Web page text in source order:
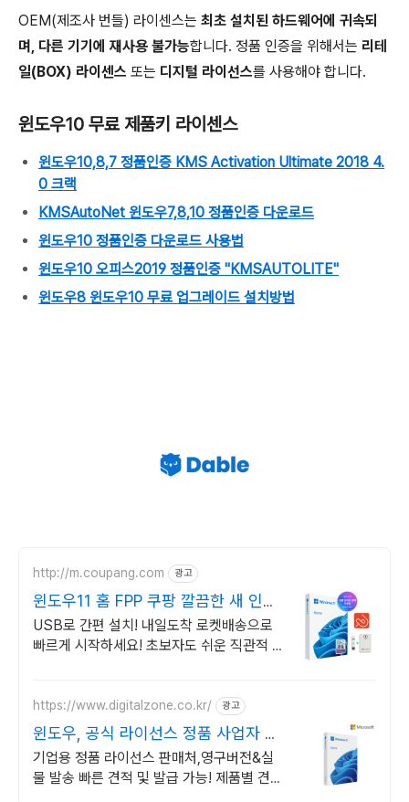
OEM(제조사 번들) 라이센스는 최초 설치된 하드웨어에 귀속되
며, 다른 기기에 재사용 불가능합니다. 정품 인증을 위해서는 리테
일(BOX) 라이센스 또는 디지털 라이선스를 사용해야 합니다.
윈도우10 무료 제품키 라이센스
윈도우10,8,7 정품인증 KMS Activation Ultimate 2018 4.
0 크랙
KMSAutoNet 윈도우7,8,10 정품인증 다운로드
윈도우10 정품인증 다운로드 사용법
윈도우10 오피스2019 정품인증 "KMSAUTOLITE"
윈도우8 윈도우10 무료 업그레이드 설치방법
http://m.coupang.com 광고
윈도우11 홈 FPP 쿠팡 깔끔한 새 인터
페이스
USB로 간편 설치! 내일도착 로켓배송으로
빠르게 시작하세요! 초보자도 쉬운 직관적 설
https://www.digitalzone.co.kr/ 광고
윈도우, 공식 라이선스 정품 사업자 전
용 할인 혜택!
기업용 정품 라이선스 판매처,영구버전&실
물 발송 빠른 견적 및 발급 가능! 제품별 견적